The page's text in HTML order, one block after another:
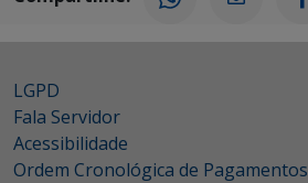
LGPD
Fala Servidor
Acessibilidade
Ordem Cronológica de Pagamentos